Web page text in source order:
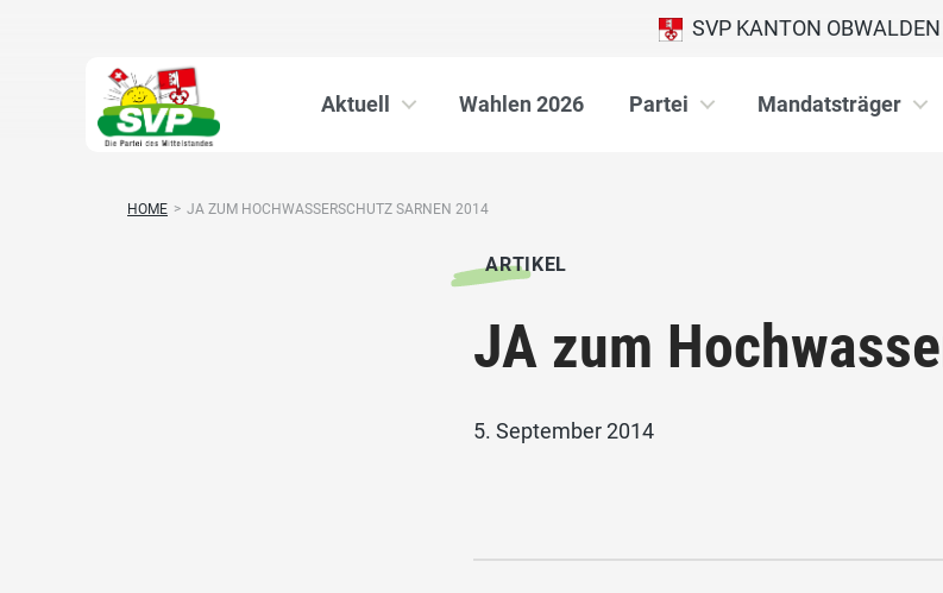
SVP KANTON OBWALDEN
Aktuell Wahlen 2026 Partei Mandatsträger
HOME > JA ZUM HOCHWASSERSCHUTZ SARNEN 2014
ARTIKEL
JA zum
5. September 2014